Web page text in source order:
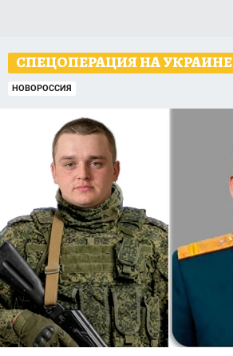
СПЕЦОПЕРАЦИЯ НА УКРАИНЕ
НОВОРОССИЯ